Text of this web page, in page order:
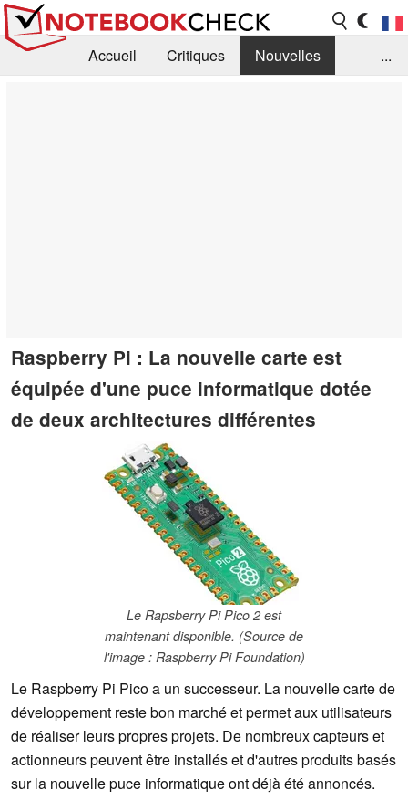
Accueil Critiques
Nouvelles
...
Raspberry Pi : La nouvelle carte est
équipée d'une puce informatique dotée
de deux architectures différentes
Le Rapsberry Pi Pico 2 est
maintenant disponible. (Source de
l'image : Raspberry Pi Foundation)
Le Raspberry Pi Pico a un successeur. La nouvelle carte de
développement reste bon marché et permet aux utilisateurs
de réaliser leurs propres projets. De nombreux capteurs et
actionneurs peuvent être installés et d'autres produits basés
sur la nouvelle puce informatique ont déjà été annoncés.